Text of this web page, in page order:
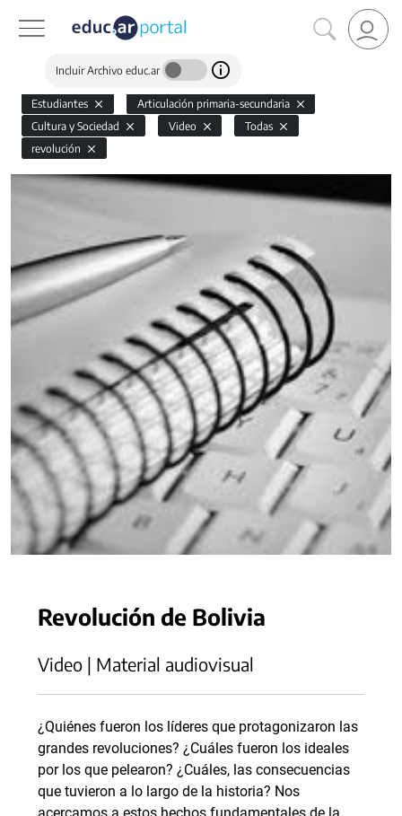
Incluir Archivo educ.ar
Estudiantes
Articulación primaria-secundaria
Cultura y Sociedad
Video
Todas
revolución
Revolución de Bolivia
Video | Material audiovisual
¿Quiénes fueron los líderes que protagonizaron las
grandes revoluciones? ¿Cuáles fueron los ideales
por los que pelearon? ¿Cuáles, las consecuencias
que tuvieron a lo largo de la historia? Nos